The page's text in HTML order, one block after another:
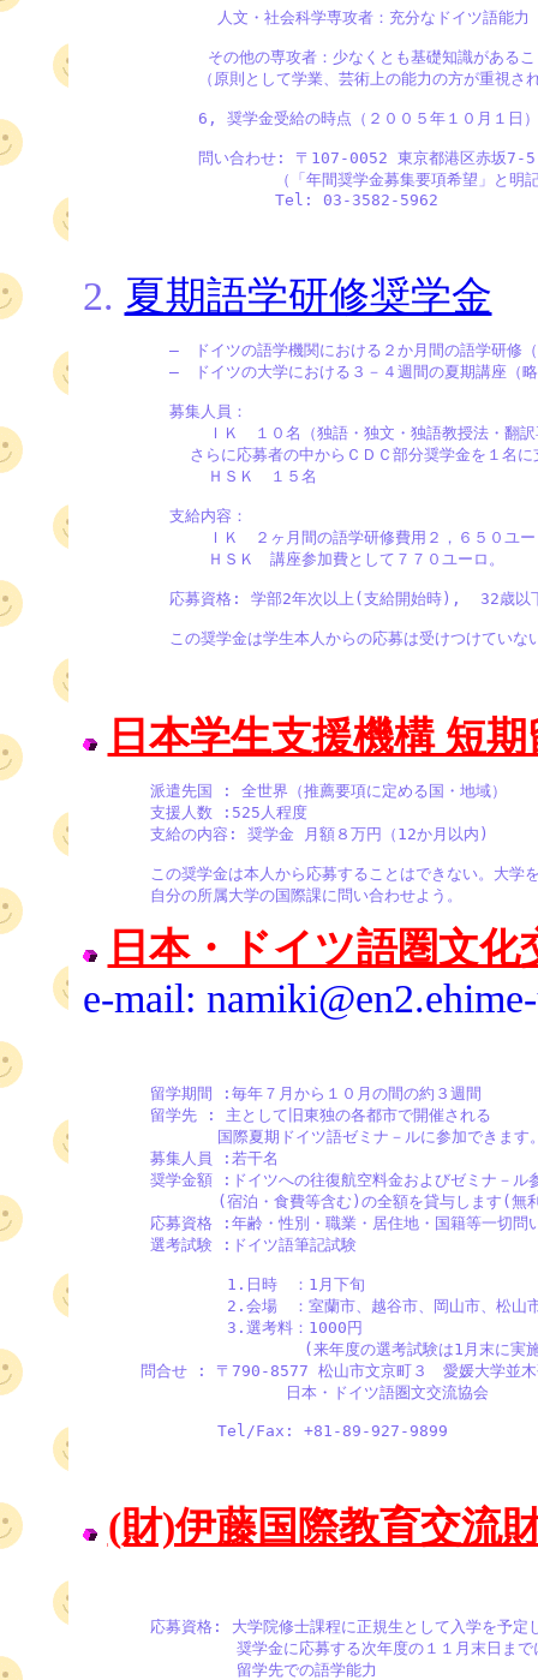
              人文・社会科学専攻者：充分なドイツ語能力
その他の専攻者：少なくとも基礎知識があるこ
（原則として学業、芸術上の能力の方が重視さ
6, 奨学金受給の時点（２００５年１０月１日）
問い合わせ: 〒107-0052 東京都港区赤坂7-
（「年間奨学金募集要項希望」と明
2. 夏期語学研修奨学金
―　ドイツの語学機関における２か月間の語学研修
―　ドイツの大学における３－４週間の夏期講座（
         募集人員：
ＩＫ　１０名（独語・独文・独語教授法・翻訳
さらに応募者の中からＣＤＣ部分奨学金を１名に
             ＨＳＫ　１５名
         支給内容：
ＩＫ　２ヶ月間の語学研修費用２，６５０ユー
             ＨＳＫ　講座参加費として７７０ユーロ。
応募資格: 学部2年次以上(支給開始時),  32歳以
この奨学金は学生本人からの応募は受けつけていな
日本学生支援機構 短
       派遣先国 : 全世界（推薦要項に定める国・地域）
       支援人数 :525人程度
       支給の内容: 奨学金 月額８万円（12か月以内)
この奨学金は本人から応募することはできない。大学
       自分の所属大学の国際課に問い合わせよう。
日本・ドイツ語圏文化
e-mail:
       留学期間 :毎年７月から１０月の間の約３週間
       留学先 : 主として旧東独の各都市で開催される
国際夏期ドイツ語ゼミナ－ルに参加できます
       募集人員 :若干名
奨学金額 :ドイツへの往復航空料金およびゼミナ－ル
(宿泊・食費等含む)の全額を貸与します(無
応募資格 :年齢・性別・職業・居住地・国籍等一切問
       選考試験 :ドイツ語筆記試験
               1.日時　：1月下旬
2.会場　：室蘭市、越谷市、岡山市、松山
               3.選考料：1000円
(来年度の選考試験は1月末に実
問合せ : 〒790-8577 松山市文京町３　愛媛大学並
日本・ドイツ語圏文交流協会
              Tel/Fax: +81-89-927-9899
(財)伊藤国際教育交流
応募資格: 大学院修士課程に正規生として入学を予定
奨学金に応募する次年度の１１月末日まで
                留学先での語学能力